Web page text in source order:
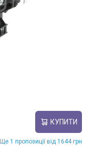
КУПИТИ
Ще 1 пропозиції від 1644 грн